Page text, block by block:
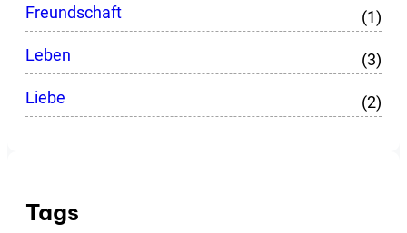
Freundschaft
(1)
Leben
(3)
Liebe
(2)
Tags